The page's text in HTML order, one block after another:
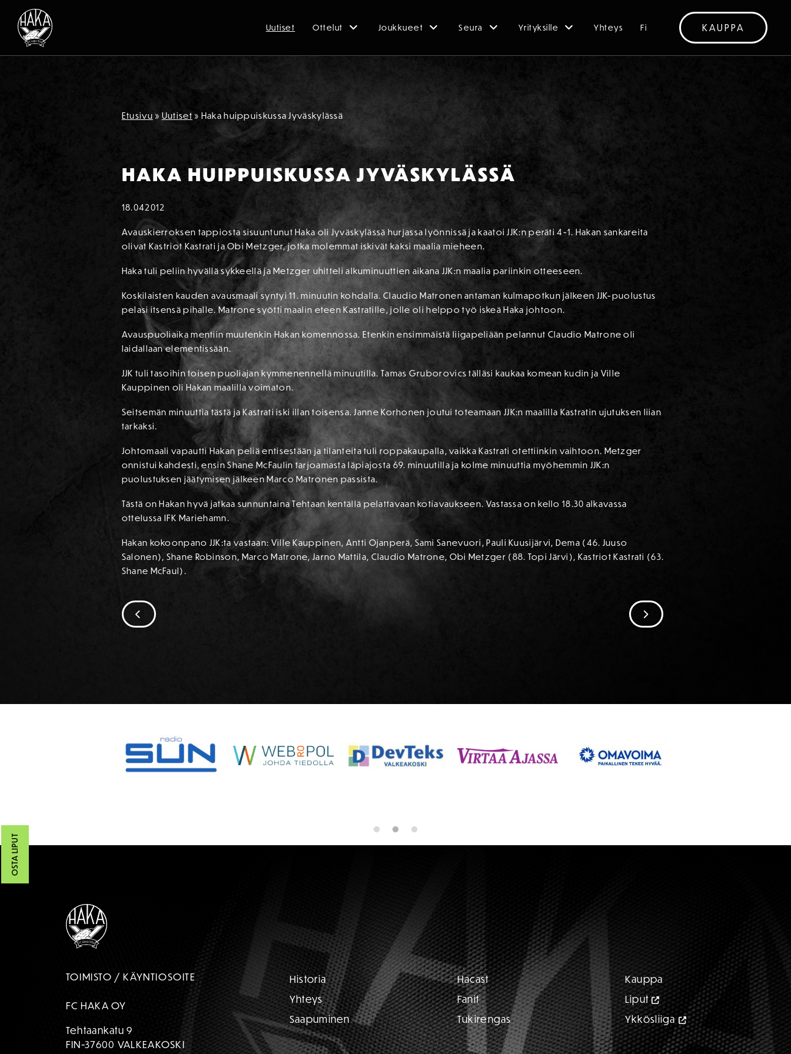
Siirry sisältöön
Uutiset Ottelut Joukkueet Seura Yrityksille Yhteys Fi KAUPPA
Etusivu » Uutiset » Haka huippuiskussa Jyväskylässä
HAKA HUIPPUISKUSSA JYVÄSKYLÄSSÄ
18.042012
Avauskierroksen tappiosta sisuuntunut Haka oli Jyväskylässä hurjassa lyönnissä ja kaatoi JJK:n peräti 4-1. Hakan sankareita
olivat Kastriot Kastrati ja Obi Metzger, jotka molemmat iskivät kaksi maalia mieheen.
Haka tuli peliin hyvällä sykkeellä ja Metzger uhitteli alkuminuuttien aikana JJK:n maalia pariinkin otteeseen.
Koskilaisten kauden avausmaali syntyi 11. minuutin kohdalla. Claudio Matronen antaman kulmapotkun jälkeen JJK-puolustus
pelasi itsensä pihalle. Matrone syötti maalin eteen Kastratille, jolle oli helppo työ iskeä Haka johtoon.
Avauspuoliaika mentiin muutenkin Hakan komennossa. Etenkin ensimmäistä liigapeliään pelannut Claudio Matrone oli
laidallaan elementissään.
JJK tuli tasoihin toisen puoliajan kymmenennellä minuutilla. Tamas Gruborovics tälläsi kaukaa komean kudin ja Ville
Kauppinen oli Hakan maalilla voimaton.
Seitsemän minuuttia tästä ja Kastrati iski illan toisensa. Janne Korhonen joutui toteamaan JJK:n maalilla Kastratin ujutuksen liian
tarkaksi.
Johtomaali vapautti Hakan peliä entisestään ja tilanteita tuli roppakaupalla, vaikka Kastrati otettiinkin vaihtoon. Metzger
onnistui kahdesti, ensin Shane McFaulin tarjoamasta läpiajosta 69. minuutilla ja kolme minuuttia myöhemmin JJK:n
puolustuksen jäätymisen jälkeen Marco Matronen passista.
Tästä on Hakan hyvä jatkaa sunnuntaina Tehtaan kentällä pelattavaan kotiavaukseen. Vastassa on kello 18.30 alkavassa
ottelussa IFK Mariehamn.
Hakan kokoonpano JJK:ta vastaan: Ville Kauppinen, Antti Ojanperä, Sami Sanevuori, Pauli Kuusijärvi, Dema (46. Juuso
Salonen), Shane Robinson, Marco Matrone, Jarno Mattila, Claudio Matrone, Obi Metzger (88. Topi Järvi), Kastriot Kastrati (63.
Shane McFaul).
SIIRRY SEURAAVAAN
SIIRRY EDELLISEEN
OSTA LIPUT
TOIMISTO / KÄYNTIOSOITE
FC HAKA OY
Tehtaankatu 9
FIN-37600 VALKEAKOSKI
Historia
Yhteys
Saapuminen
Hacast
Fanit
Tukirengas
Kauppa
Liput
Ykkösliiga